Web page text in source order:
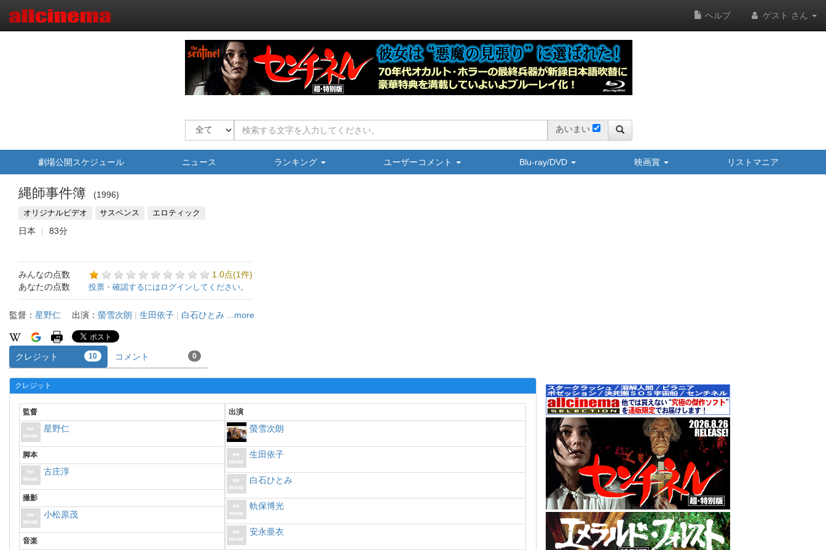
ヘルプ ゲスト さん
あいまい
劇場公開スケジュール ニュース ランキング ユーザーコメント Blu-ray/DVD 映画賞 リストマニア
縄師事件簿 1996
オリジナルビデオ サスペンス エロティック
日本 83分
みんなの点数
1.0点(1件)
あなたの点数
投票・確認するにはログインしてください。
監督： 星野仁 出演： 螢雪次朗 | 生田依子 | 白石ひとみ ...more
クレジット 10 コメント 0
クレジット
監督
星野仁
脚本
古庄淳
撮影
小松原茂
音楽
出演
螢雪次朗
生田依子
白石ひとみ
軌保博光
安永亜衣